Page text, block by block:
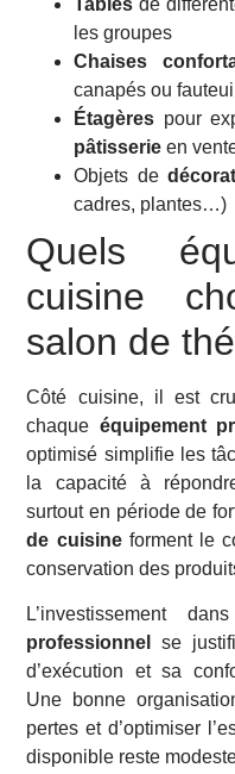
les groupes
Chaises
canapés ou
Étagères pour
pâtisserie en
Objets de
cadres, plantes…)
Quels
cuisine
salon de
Côté cuisine, il est
chaque équipement
optimisé simplifie les
la capacité à
surtout en période de
de cuisineforment le
conservation des
L’investissement
professionnel
se
d’exécution et sa
Une bonne
pertes et d’optimiser
disponible reste